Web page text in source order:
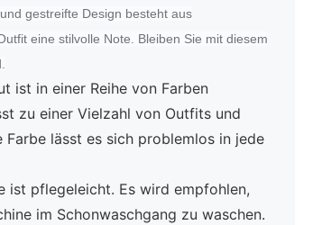
gestreifte Design besteht aus
eine stilvolle Note. Bleiben Sie mit diesem
ist in einer Reihe von Farben
zu einer Vielzahl von Outfits und
lässt es sich problemlos in jede
ist pflegeleicht. Es wird empfohlen,
im Schonwaschgang zu waschen.